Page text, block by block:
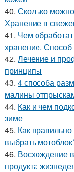
40. Сколько
Хранение в
41. Чем
хранение.
42. Лечение и
принципы
43. 4 способа
малины
44. Как и чем
зиме
45. Как
выбрать
46. Восхождение
продукта